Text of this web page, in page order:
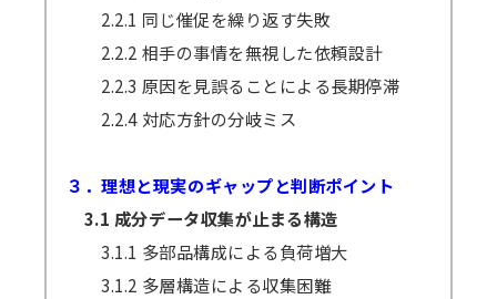
2.2.1 同じ催促を繰り返す失敗
2.2.2 相手の事情を無視した依頼設計
2.2.3 原因を見誤ることによる長期停滞
2.2.4 対応方針の分岐ミス
３．理想と現実のギャップと判断ポイント
3.1 成分データ収集が止まる構造
3.1.1 多部品構成による負荷増大
3.1.2 多層構造による収集困難